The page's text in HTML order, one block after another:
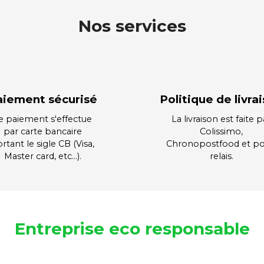
Nos services
sécurisé
paiement s'effectue
par carte bancaire
le sigle CB (Visa,
Master card, etc…).
Politique de
La livraison est faite
Colissimo,
Chronopostfood et
relais.
Entreprise eco responsable